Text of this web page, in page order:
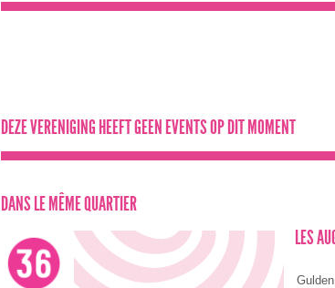
DEZE VERENIGING HEEFT GEEN EVENTS OP DIT MOMENT
DANS LE MÊME QUARTIER
LES